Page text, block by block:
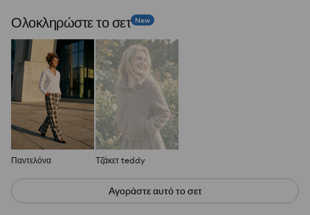
Ολοκληρώστε το σετ New
Παντελόνα Τζάκετ teddy
Αγοράστε αυτό το σετ